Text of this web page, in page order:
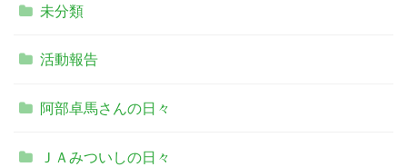
未分類
活動報告
阿部卓馬さんの日々
ＪＡみついしの日々